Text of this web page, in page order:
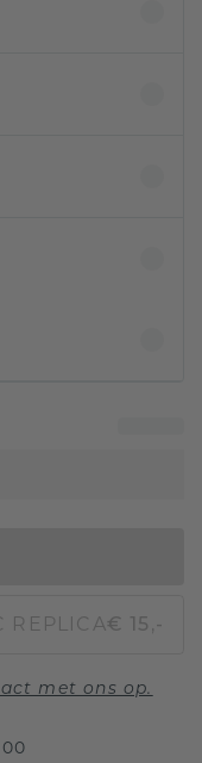
REPLICA€ 15,-
met ons op.